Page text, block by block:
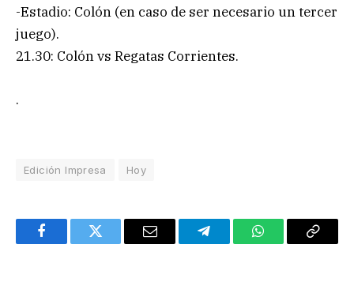
-Estadio: Colón (en caso de ser necesario un tercer
juego).
21.30: Colón vs Regatas Corrientes.
.
Edición Impresa Hoy
FacebookTwitter Email TelegramWhatsAppCopy